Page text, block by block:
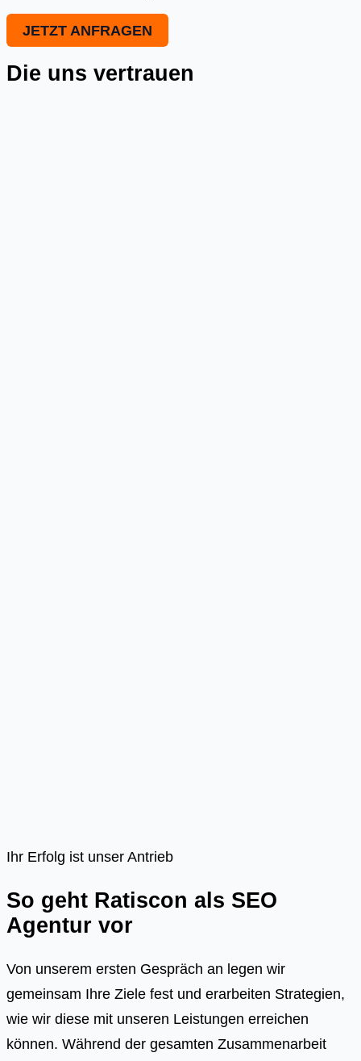
JETZT ANFRAGEN
Die uns vertrauen
Ihr Erfolg ist unser Antrieb
So geht Ratiscon als SEO
Agentur vor
Von unserem ersten Gespräch an legen wir
gemeinsam Ihre Ziele fest und erarbeiten Strategien,
wie wir diese mit unseren Leistungen erreichen
können. Während der gesamten Zusammenarbeit